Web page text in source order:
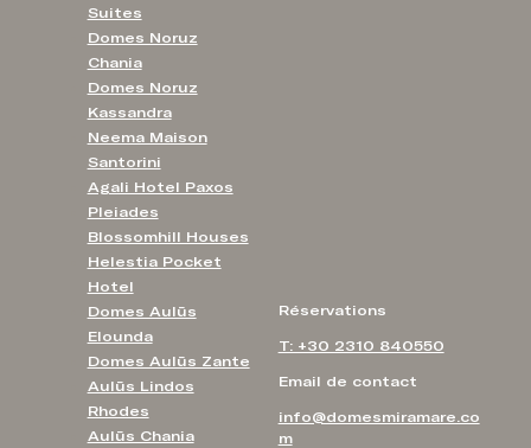
Réservations
T: +30 2310 840550
Email de contact
info@domesmiramare.co
m
Suites
Domes Noruz
Chania
Domes Noruz
Kassandra
Neema Maison
Santorini
Agali Hotel Paxos
Pleiades
Blossomhill Houses
Helestia Pocket
Hotel
Domes Aulūs
Elounda
Domes Aulūs Zante
Aulūs Lindos
Rhodes
Aulūs Chania